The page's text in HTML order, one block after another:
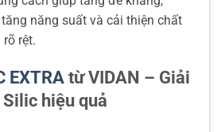
năng suất và cải thiện chất
rệt.
EXTRAtừ VIDAN – Giải
hiệu quả